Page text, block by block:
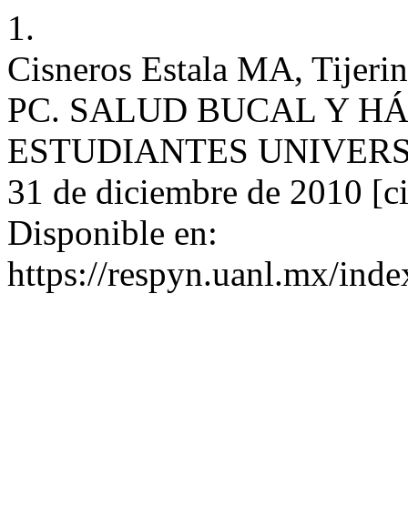
1.
Cisneros Estala MA,
PC. SALUD BUCAL Y
ESTUDIANTES
31 de diciembre de 2010
Disponible en:
https://respyn.uanl.mx/